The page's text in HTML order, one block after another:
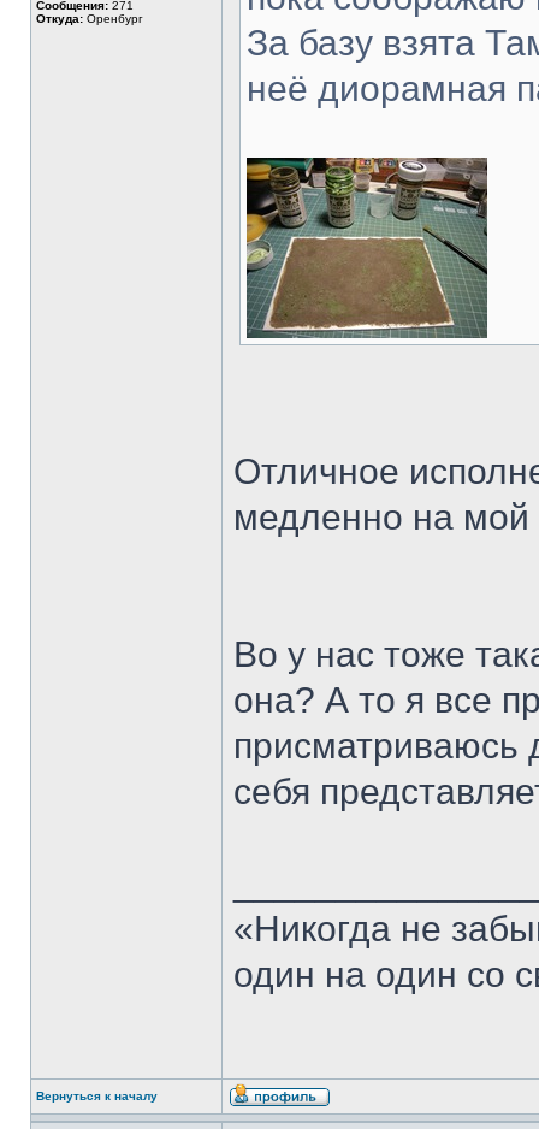
Сообщения: 271
Откуда: Оренбург
За базу взята
неё диорамная
Отличное
медленно на мой
Во у нас тоже
она? А то я все
присматриваюсь
себя
«Никогда не
один на один со
Вернуться к началу